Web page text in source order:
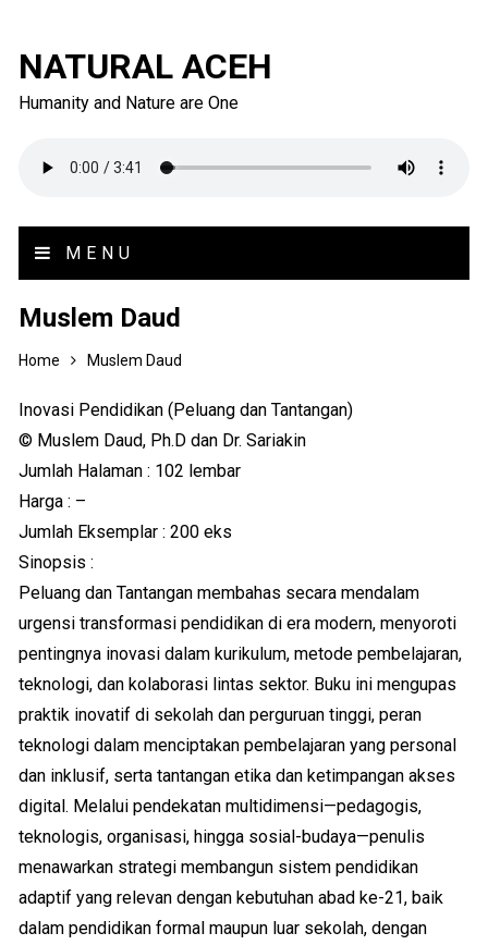
NATURAL ACEH
Humanity and Nature are One
MENU
Muslem Daud
Home Muslem Daud
Inovasi Pendidikan (Peluang dan Tantangan)
© Muslem Daud, Ph.D dan Dr. Sariakin
Jumlah Halaman : 102 lembar
Harga : –
Jumlah Eksemplar : 200 eks
Sinopsis :
Peluang dan Tantangan membahas secara mendalam
urgensi transformasi pendidikan di era modern, menyoroti
pentingnya inovasi dalam kurikulum, metode pembelajaran,
teknologi, dan kolaborasi lintas sektor. Buku ini mengupas
praktik inovatif di sekolah dan perguruan tinggi, peran
teknologi dalam menciptakan pembelajaran yang personal
dan inklusif, serta tantangan etika dan ketimpangan akses
digital. Melalui pendekatan multidimensi—pedagogis,
teknologis, organisasi, hingga sosial-budaya—penulis
menawarkan strategi membangun sistem pendidikan
adaptif yang relevan dengan kebutuhan abad ke-21, baik
dalam pendidikan formal maupun luar sekolah, dengan